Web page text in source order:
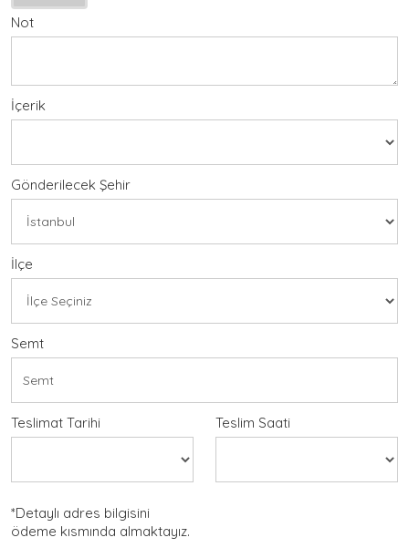
Not
İçerik
Gönderilecek Şehir
İlçe
Semt
Teslimat Tarihi Teslim Saati
*Detaylı adres bilgisini
ödeme kısmında almaktayız.